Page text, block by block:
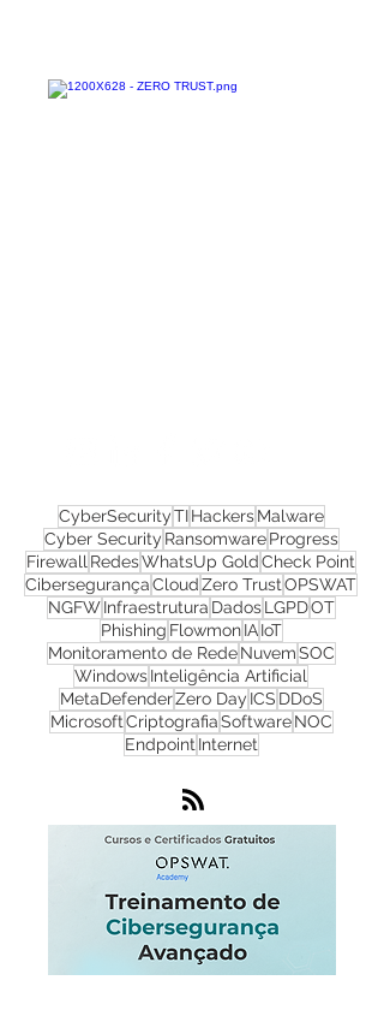
CyberSecurityTIHackersMalware
Cyber SecurityRansomwareProgress
FirewallRedesWhatsUp GoldCheck Point
CibersegurançaCloudZero TrustOPSWAT
NGFWInfraestruturaDadosLGPDOT
PhishingFlowmonIAIoT
Monitoramento de RedeNuvemSOC
WindowsInteligência Artificial
MetaDefenderZero DayICS
EndpointInternet